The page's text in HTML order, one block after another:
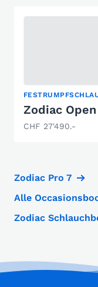
CHF 27'490.-
Zodiac Pro 7
Alle
Zodiac